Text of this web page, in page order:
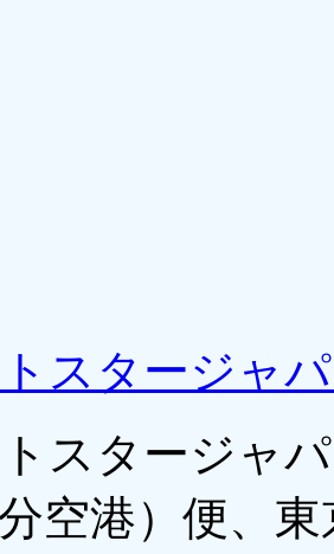
トスタージャ
トスタージャ
空港）便、